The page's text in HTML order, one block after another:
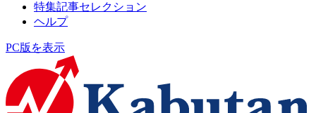
特集記事セレクション
ヘルプ
PC版を表示